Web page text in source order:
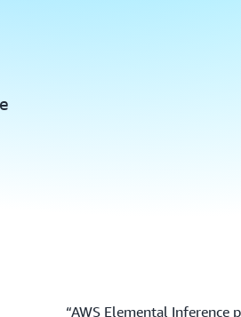
“AWS Elemental Inference